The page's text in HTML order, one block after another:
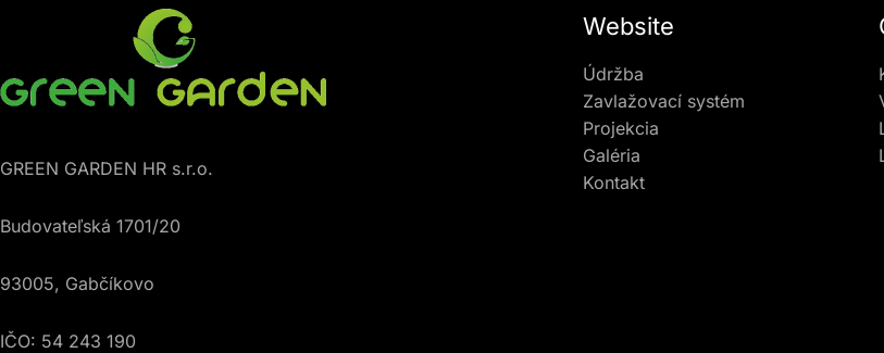
GREEN GARDEN HR s.r.o.
Budovateľská 1701/20
93005, Gabčíkovo
IČO: 54 243 190
Website
Údržba
Zavlažovací systém
Projekcia
Galéria
Kontakt